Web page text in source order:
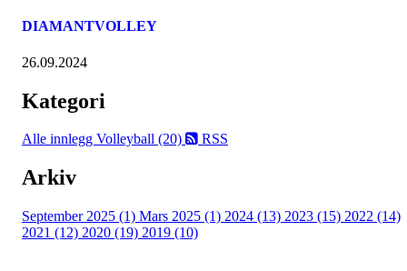
DIAMANTVOLLEY
26.09.2024
Kategori
Alle innlegg Volleyball (20) RSS
Arkiv
September 2025 (1) Mars 2025 (1) 2024 (13) 2023 (15) 2022 (14)
2021 (12) 2020 (19) 2019 (10)